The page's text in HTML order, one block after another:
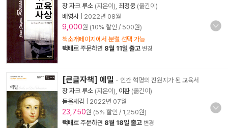
장 자크 루소 (지은이), 최정웅 (옮긴이)
배영사
2022년 08월
9,000원 (10% 할인 / 500원)
책소개페이지에서 분철 선택 가능
택배로 주문하면 8월 11일 출고 변경
[큰글자책] 에밀 - 인간 혁명의 진원지가 된 교육서
장 자크 루소 (지은이), 이환 (옮긴이)
돋을새김
2022년 07월
23,750원 (5% 할인 / 1,250원)
택배로 주문하면 8월 18일 출고 변경